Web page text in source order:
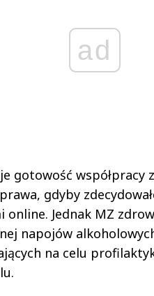
ad
gotowość współpracy z
gdyby
Jednak MZ
napojów
na celu